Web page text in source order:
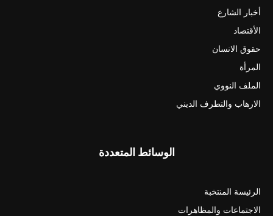
أخبار الشارع
الأقتصاد
حقوق الانسان
المرأة
الملف النووي
الارهاب والتطرف الديني
الوسائط المتعددة
الرئيسة المنتخبة
الاجتماعات والمظاهرات